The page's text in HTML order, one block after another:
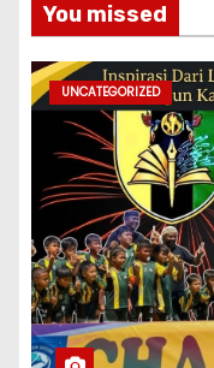
You missed
UNCATEGORIZED